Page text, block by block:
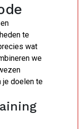
te
wat
we
je doelen te